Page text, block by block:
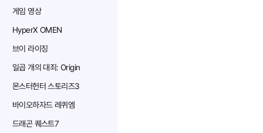
게임 영상
HyperX OMEN
브이 라이징
일곱 개의 대죄: Origin
몬스터헌터 스토리즈3
바이오하자드 레퀴엠
드래곤 퀘스트7